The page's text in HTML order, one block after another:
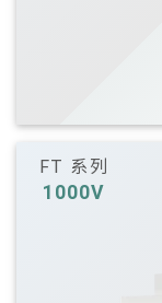
FT 系列
1000V